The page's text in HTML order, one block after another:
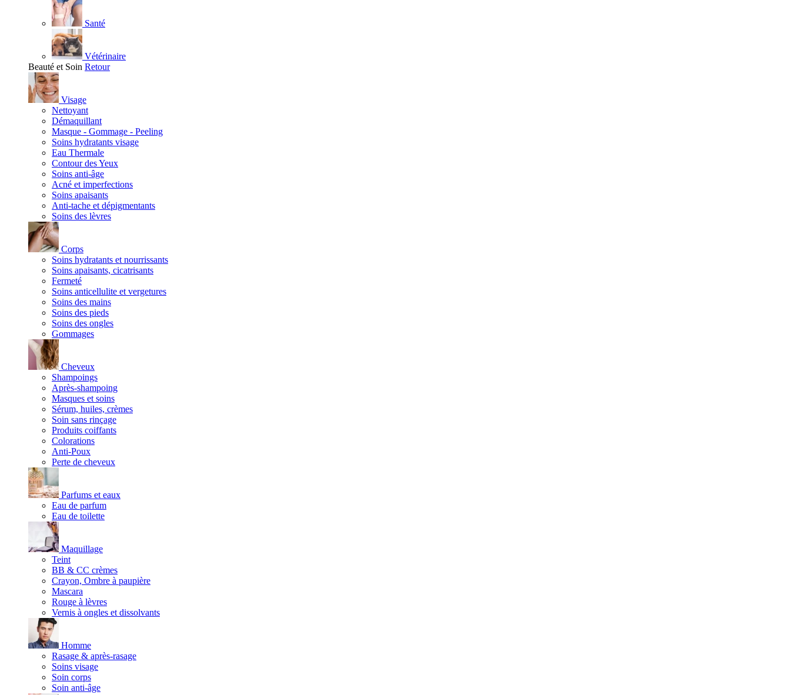
Santé
Vétérinaire
Beauté et Soin Retour
Visage
Nettoyant
Démaquillant
Masque - Gommage - Peeling
Soins hydratants visage
Eau Thermale
Contour des Yeux
Soins anti-âge
Acné et imperfections
Soins apaisants
Anti-tache et dépigmentants
Soins des lèvres
Corps
Soins hydratants et nourrissants
Soins apaisants, cicatrisants
Fermeté
Soins anticellulite et vergetures
Soins des mains
Soins des pieds
Soins des ongles
Gommages
Cheveux
Shampoings
Après-shampoing
Masques et soins
Sérum, huiles, crèmes
Soin sans rinçage
Produits coiffants
Colorations
Anti-Poux
Perte de cheveux
Parfums et eaux
Eau de parfum
Eau de toilette
Maquillage
Teint
BB & CC crèmes
Crayon, Ombre à paupière
Mascara
Rouge à lèvres
Vernis à ongles et dissolvants
Homme
Rasage & après-rasage
Soins visage
Soin corps
Soin anti-âge